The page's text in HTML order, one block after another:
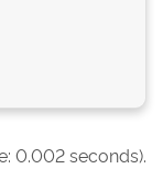
0.002 seconds).